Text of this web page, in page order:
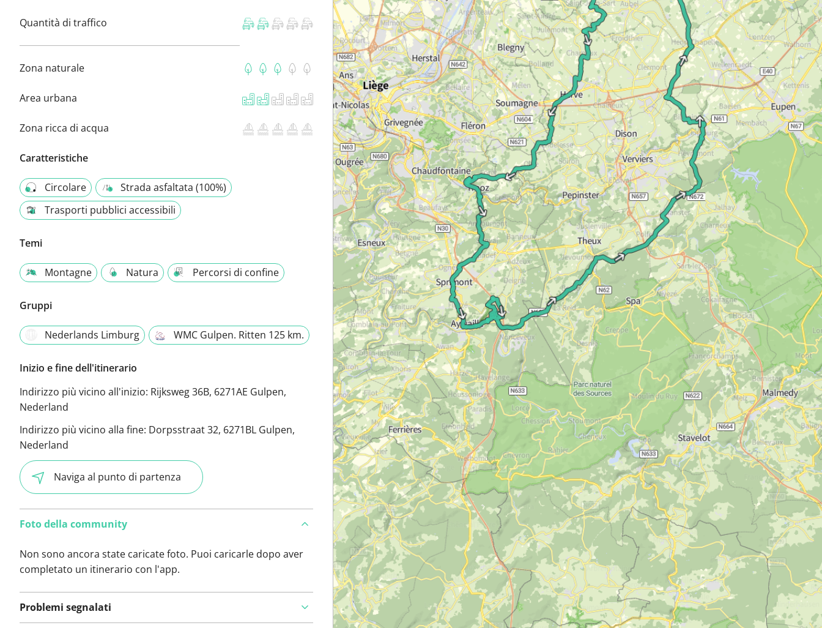
Quantità di traffico
Zona naturale
Area urbana
Zona ricca di acqua
Caratteristiche
Circolare
Strada asfaltata (100%)
Trasporti pubblici accessibili
Temi
Montagne Natura Percorsi di confine
Gruppi
Nederlands Limburg WMC Gulpen. Ritten 125 km.
Inizio e fine dell'itinerario
Indirizzo più vicino all'inizio: Rijksweg 36B, 6271AE Gulpen,
Nederland
Indirizzo più vicino alla fine: Dorpsstraat 32, 6271BL Gulpen,
Nederland
Naviga al punto di partenza
Foto della community
Non sono ancora state caricate foto. Puoi caricarle dopo aver
completato un itinerario con l'app.
Problemi segnalati